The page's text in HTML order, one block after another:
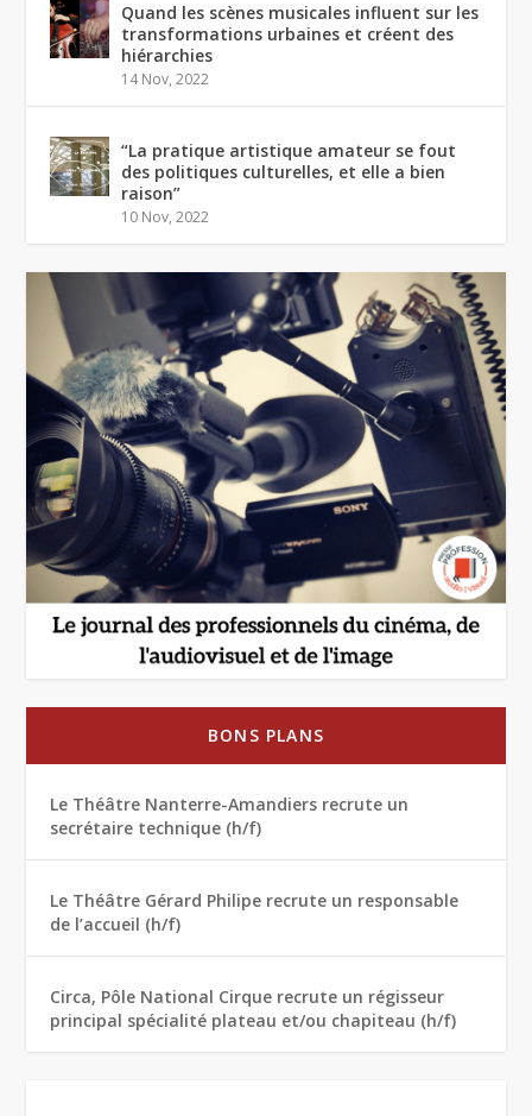
Quand les scènes musicales influent sur les
transformations urbaines et créent des
hiérarchies
14 Nov, 2022
“La pratique artistique amateur se fout
des politiques culturelles, et elle a bien
raison”
10 Nov, 2022
BONS PLANS
Le Théâtre Nanterre-Amandiers recrute un
secrétaire technique (h/f)
Le Théâtre Gérard Philipe recrute un responsable
de l’accueil (h/f)
Circa, Pôle National Cirque recrute un régisseur
principal spécialité plateau et/ou chapiteau (h/f)